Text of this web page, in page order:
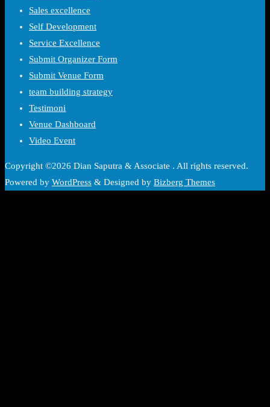
Sales excellence
Self Development
Service Excellence
Submit Organizer Form
Submit Venue Form
team building strategy
Testimoni
Venue Dashboard
Video Event
Copyright ©2026 Dian Saputra & Associate . All rights reserved.
Powered by WordPress & Designed by Bizberg Themes